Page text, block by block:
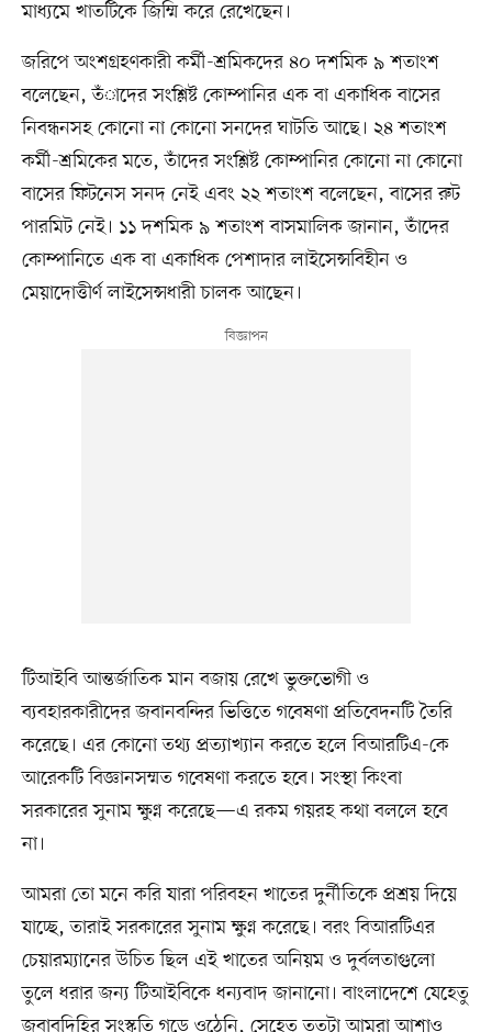
মাধ্যমে খাতটিকে জিম্মি করে রেখেছেন।
জরিপে অংশগ্রহণকারী কর্মী-শ্রমিকদের ৪০ দশমিক ৯ শতাংশ
বলেছেন, তঁাদের সংশ্লিষ্ট কোম্পানির এক বা একাধিক বাসের
নিবন্ধনসহ কোনো না কোনো সনদের ঘাটতি আছে। ২৪ শতাংশ
কর্মী-শ্রমিকের মতে, তঁাদের সংশ্লিষ্ট কোম্পানির কোনো না কোনো
বাসের ফিটনেস সনদ নেই এবং ২২ শতাংশ বলেছেন, বাসের রুট
পারমিট নেই। ১১ দশমিক ৯ শতাংশ বাসমালিক জানান, তাঁদের
কোম্পানিতে এক বা একাধিক পেশাদার লাইসেন্সবিহীন ও
মেয়াদোত্তীর্ণ লাইসেন্সধারী চালক আছেন।
টিআইবি আন্তর্জাতিক মান বজায় রেখে ভুক্তভোগী ও
ব্যবহারকারীদের জবানবন্দির ভিত্তিতে গবেষণা প্রতিবেদনটি তৈরি
করেছে। এর কোনো তথ্য প্রত্যাখ্যান করতে হলে বিআরটিএ-কে
আরেকটি বিজ্ঞানসম্মত গবেষণা করতে হবে। সংস্থা কিংবা
সরকারের সুনাম ক্ষুণ্ন করেছে—এ রকম গয়রহ কথা বললে হবে
না।
আমরা তো মনে করি যারা পরিবহন খাতের দুর্নীতিকে প্রশ্রয় দিয়ে
যাচ্ছে, তারাই সরকারের সুনাম ক্ষুণ্ন করেছে। বরং বিআরটিএর
চেয়ারম্যানের উচিত ছিল এই খাতের অনিয়ম ও দুর্বলতাগুলো
তুলে ধরার জন্য টিআইবিকে ধন্যবাদ জানানো। বাংলাদেশে যেহেতু